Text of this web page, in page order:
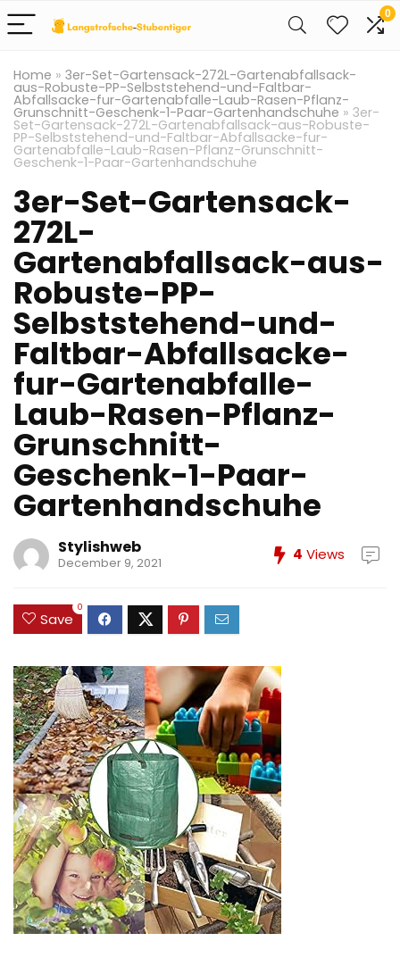
0
Home » 3er-Set-Gartensack-272L-Gartenabfallsack-
aus-Robuste-PP-Selbststehend-und-Faltbar-
Abfallsacke-fur-Gartenabfalle-Laub-Rasen-Pflanz-
Grunschnitt-Geschenk-1-Paar-Gartenhandschuhe » 3er-
Set-Gartensack-272L-Gartenabfallsack-aus-Robuste-
PP-Selbststehend-und-Faltbar-Abfallsacke-fur-
Gartenabfalle-Laub-Rasen-Pflanz-Grunschnitt-
Geschenk-1-Paar-Gartenhandschuhe
3er-Set-Gartensack-
272L-
Gartenabfallsack-aus-
Robuste-PP-
Selbststehend-und-
Faltbar-Abfallsacke-
fur-Gartenabfalle-
Laub-Rasen-Pflanz-
Grunschnitt-
Geschenk-1-Paar-
Gartenhandschuhe
Stylishweb
December 9, 2021 4 Views
Save
0